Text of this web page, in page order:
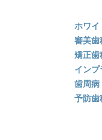
ホワイ
審美歯
矯正歯
インプ
歯周病
予防歯